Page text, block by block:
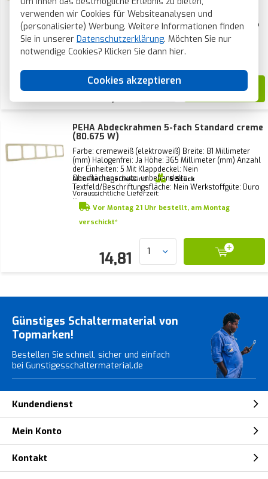
verwenden wir Cookies für Websiteanalysen und
(personalisierte) Werbung. Weitere Informationen finden
Sie in unserer Datenschutzerklärung. Möchten Sie nur
notwendige Cookies? Klicken Sie dann hier.
Cookies akzeptieren
der Einheiten: 4 Mit Klappdeckel: Nein
Oberflächenschutz: unbehandelt
Textfeld/Beschriftungsfläche: Nein Werkstoffgüte: Duro
...
Aktueller Lagerbestand:
32 Stück
Voraussichtliche Lieferzeit:
Vor Montag 21 Uhr bestellt, am Montag
8,70
PEHA Abdeckrahmen 5-fach Standard creme
(80.675 W)
Farbe: cremeweiß (elektroweiß) Breite: 81 Millimeter
(mm) Halogenfrei: Ja Höhe: 365 Millimeter (mm) Anzahl
der Einheiten: 5 Mit Klappdeckel: Nein
Oberflächenschutz: unbehandelt
Textfeld/Beschriftungsfläche: Nein Werkstoffgüte: Duro
...
Aktueller Lagerbestand:
5 Stück
Voraussichtliche Lieferzeit:
Vor Montag 21 Uhr bestellt, am Montag
verschickt*
14,81
Günstiges Schaltermaterial von
Topmarken!
Bestellen Sie schnell, sicher und einfach
bei Gunstigesschaltermaterial.de
Kundendienst
Mein Konto
Kontakt